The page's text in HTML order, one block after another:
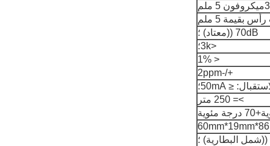
70dB ((معتاد) ؛
<3k؛
< 1%
+/-2ppm
>= 250 متر
86*60mm*19mm